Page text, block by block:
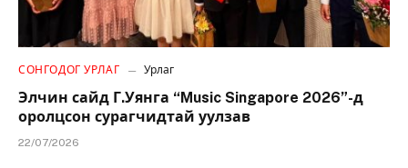
СОНГОДОГ УРЛАГ Урлаг
Элчин сайд Г.Уянга “Music Singapore 2026”-д
оролцсон сурагчидтай уулзав
22/07/2026